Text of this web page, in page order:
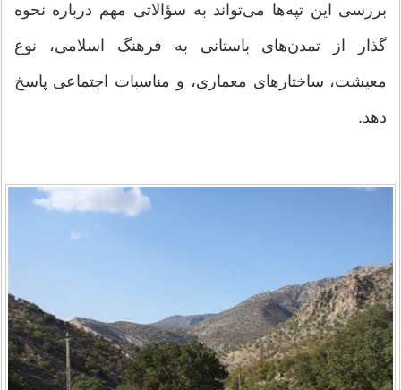
بررسی این تپه‌ها می‌تواند به سؤالاتی مهم درباره نحوه
گذار از تمدن‌های باستانی به فرهنگ اسلامی، نوع
معیشت، ساختارهای معماری، و مناسبات اجتماعی پاسخ
دهد.